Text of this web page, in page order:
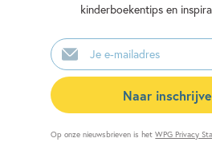
kinderboekentips en
E-
mailadres
Naar
Op onze nieuwsbrieven is hetWPG Privacy